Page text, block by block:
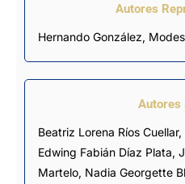
Autores
Hernando González,
Autores
Beatriz Lorena Ríos Cuellar,
Edwing Fabián Díaz Plata,
Martelo, Nadia Georgette